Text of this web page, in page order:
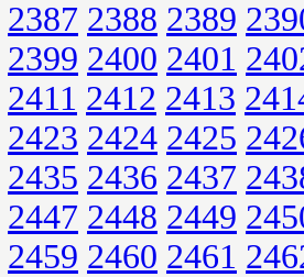
2387 2388 2389
2399 2400 2401
2411 2412 2413
2423 2424 2425
2435 2436 2437
2447 2448 2449
2459 2460 2461